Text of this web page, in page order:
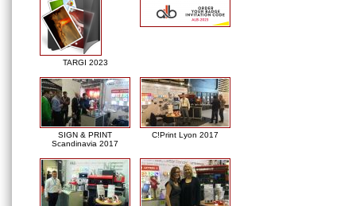
TARGI 2023
SIGN & PRINT
Scandinavia 2017
C!Print Lyon 2017